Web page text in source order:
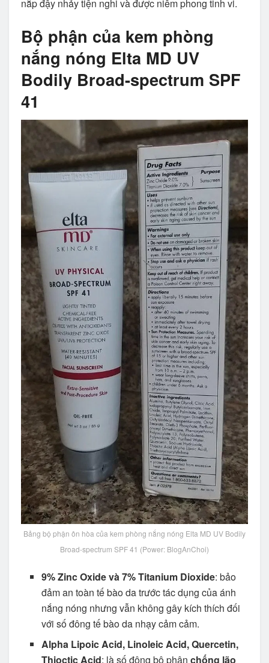
nắp đậy nhảy tiện nghi và được niêm phong tinh vi.
Bộ phận của kem phòng
nắng nóng Elta MD UV
Bodily Broad-spectrum SPF
41
Bảng bộ phận ôn hòa của kem phòng nắng nóng Elta MD UV Bodily
Broad-spectrum SPF 41 (Power: BlogAnChoi)
9% Zinc Oxide và 7% Titanium Dioxide: bảo
đảm an toàn tế bào da trước tác dụng của ánh
nắng nóng nhưng vẫn không gây kích thích đối
với số đông tế bào da nhạy cảm cảm.
Alpha Lipoic Acid, Linoleic Acid, Quercetin,
Thioctic Acid: là số đông bộ phậnchống lão